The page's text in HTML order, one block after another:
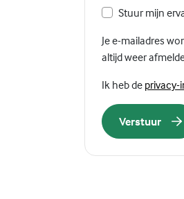
Stuur mijn
Je e-mailadres
altijd weer
Ik heb de
Verstuur